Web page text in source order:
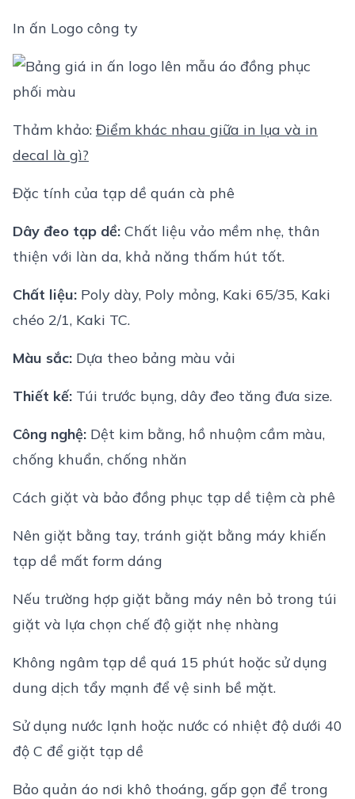
In ấn Logo công ty
Thảm khảo: Điểm khác nhau giữa in lụa và in
decal là gì?
Đặc tính của tạp dề quán cà phê
Dây đeo tạp dề: Chất liệu vảo mềm nhẹ, thân
thiện với làn da, khả năng thấm hút tốt.
Chất liệu: Poly dày, Poly mỏng, Kaki 65/35, Kaki
chéo 2/1, Kaki TC.
Màu sắc: Dựa theo bảng màu vải
Thiết kế: Túi trước bụng, dây đeo tăng đưa size.
Công nghệ: Dệt kim bằng, hồ nhuộm cầm màu,
chống khuẩn, chống nhăn
Cách giặt và bảo đồng phục tạp dề tiệm cà phê
Nên giặt bằng tay, tránh giặt bằng máy khiến
tạp dề mất form dáng
Nếu trường hợp giặt bằng máy nên bỏ trong túi
giặt và lựa chọn chế độ giặt nhẹ nhàng
Không ngâm tạp dề quá 15 phút hoặc sử dụng
dung dịch tẩy mạnh để vệ sinh bề mặt.
Sử dụng nước lạnh hoặc nước có nhiệt độ dưới 40
độ C để giặt tạp dề
Bảo quản áo nơi khô thoáng, gấp gọn để trong